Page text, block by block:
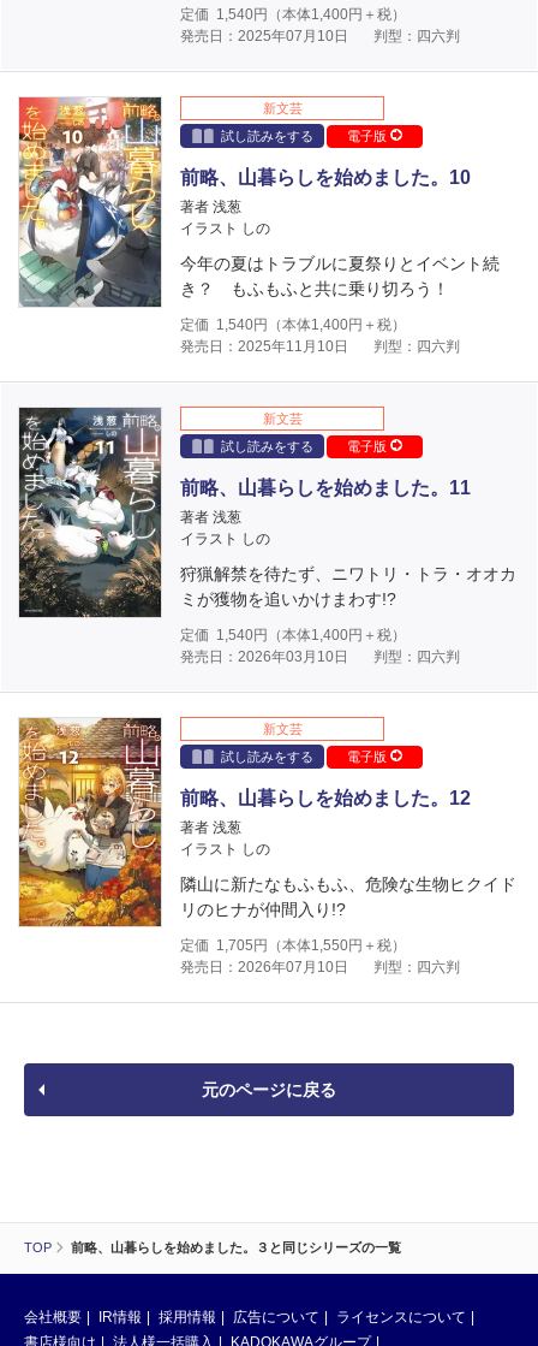
TOP 前略、山暮らしを始めました。３と同じシリーズの一覧
定価 1,540円（本体1,400円＋税）
発売日：2025年07月10日
判型：四六判
新文芸
試し読みをする
電子版
前略、山暮らしを始めました。10
著者 浅葱
イラスト しの
今年の夏はトラブルに夏祭りとイベント続
き？ もふもふと共に乗り切ろう！
定価 1,540円（本体1,400円＋税）
発売日：2025年11月10日
判型：四六判
新文芸
試し読みをする
電子版
前略、山暮らしを始めました。11
著者 浅葱
イラスト しの
狩猟解禁を待たず、ニワトリ・トラ・オオカ
ミが獲物を追いかけまわす!?
定価 1,540円（本体1,400円＋税）
発売日：2026年03月10日
判型：四六判
新文芸
試し読みをする
電子版
前略、山暮らしを始めました。12
著者 浅葱
イラスト しの
隣山に新たなもふもふ、危険な生物ヒクイド
リのヒナが仲間入り!?
定価 1,705 円（本体1,550円＋税）
発売日：2026年07月10日
判型：四六判
元のページに戻る
会社概要 IR情報 採用情報 広告について
ライセンスについて
書店様向け
法人様一括購入 KADOKAWAグループ